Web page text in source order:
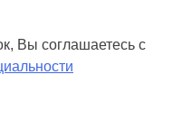
Вы соглашаетесь с